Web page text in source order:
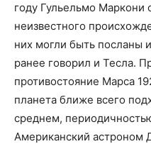
году Гульельмо
неизвестного
них могли быть посланы
ранее говорил и Тесла.
противостояние Марса
планета ближе всего
среднем,
Американский астроном